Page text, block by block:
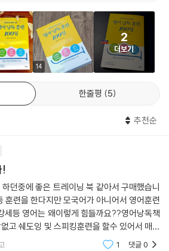
강머리 앤』이나 『베니스의 상인』과 같은 명
하는 Novel Telling의 3단계로 구성하였습니
함으로써 학습의 단조로움과 지루함을 덜고,
조절함으로써 자연스레 학습 난이도와 능률
성된 캐나다 교사 연구팀
집필을 위해 유능한 캐나다인 전현직 교사들
이 가르치는 학생들에게 규칙적으로 책을 많
있지요. 연구팀의 경험을 살려 낭독 훈련하
로 낭독 스크립트를 작성했습니다.
낭독 훈련 완주를 위한 다이어리 형식
낭독 훈련을 시작하고 끝마친 시간과 총연습 시
14
2
더보기
한줄평 5
추천순
!
던중에 좋은 트레이닝 북 같아서 구매했습니
훈련을 한다지만 모국어가 아니어서 영어훈련
세등 영어는 왜이렇게 힘들까요??영어낭독책
고 쉐도잉 및 스피킹훈련을 할수 있어서 매우
영어권 사람들과 소통및 영어회화위주로 공부
1 댓글0